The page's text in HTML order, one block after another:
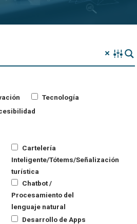
Tecnología
Cartelería
Inteligente/Tótems/Señalización
turística
Chatbot /
Procesamiento del
lenguaje natural
Desarrollo de Apps